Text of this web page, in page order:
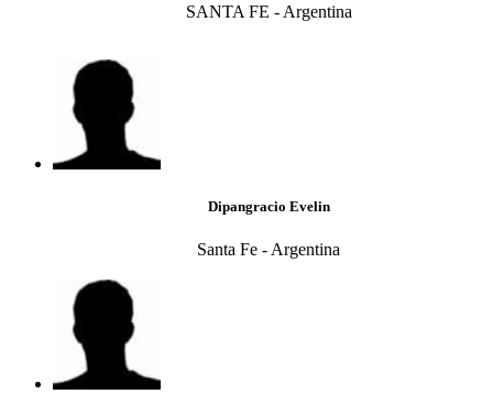
SANTA FE - Argentina
Dipangracio Evelin
Santa Fe - Argentina